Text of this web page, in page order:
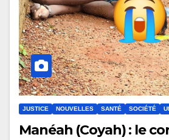
JUSTICE NOUVELLES SANTÉ SOCIÉTÉ
Manéah (Coyah) : le